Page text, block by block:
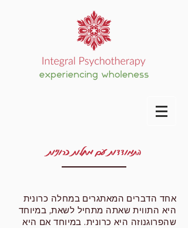
התמודדות עם מחלות כרוניות
אחד הדברים המאתגרים במחלה כרונית
היא התווית שאתה מתחיל לשאת, במיוחד
שהפרוגנוזה היא כרונית. במיוחד אם היא